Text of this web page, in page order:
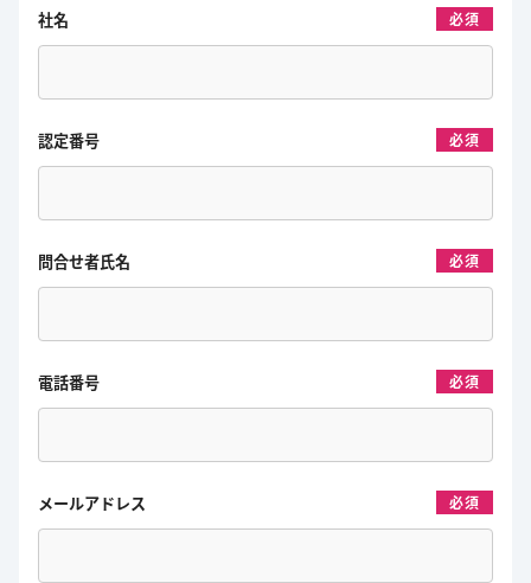
社名 必須
認定番号 必須
問合せ者氏名 必須
電話番号 必須
メールアドレス 必須